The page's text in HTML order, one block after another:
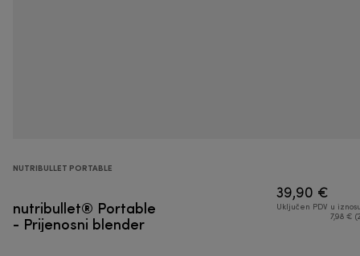
NUTRIBULLET PORTABLE
nutribullet® Portable
- Prijenosni blender
39,90 €
Uključen PDV u
7,98 €